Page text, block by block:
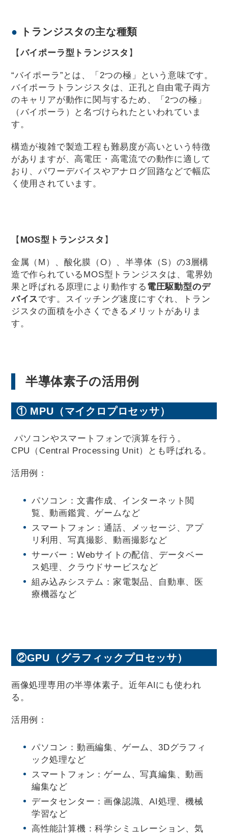
トランジスタの主な種類
【バイポーラ型トランジスタ 】
“バイポーラ”とは、「2つの極」という意味です。
バイポーラトランジスタは、正孔と自由電子両方
のキャリアが動作に関与するため、「2つの極」
（バイポーラ）と名づけられたといわれていま
す。
構造が複雑で製造工程も難易度が高いという特徴
がありますが、高電圧・高電流での動作に適して
おり、パワーデバイスやアナログ回路などで幅広
く使用されています。
【 MOS型トランジスタ 】
金属（M）、酸化膜（O）、半導体（S）の3層構
造で作られているMOS型トランジスタは、電界効
果と呼ばれる原理により動作する 電圧駆動型のデ
バイスです。スイッチング速度にすぐれ、トラン
ジスタの面積を小さくできるメリットがありま
す。
半導体素子の活用例
① MPU（マイクロプロセッサ）
パソコンやスマートフォンで演算を行う。
CPU（Central Processing Unit）とも呼ばれる。
活用例：
パソコン：文書作成、インターネット閲
覧、動画鑑賞、ゲームなど
スマートフォン：通話、メッセージ、アプ
リ利用、写真撮影、動画撮影など
サーバー：Webサイトの配信、データベー
ス処理、クラウドサービスなど
組み込みシステム：家電製品、自動車、医
療機器など
②GPU（グラフィックプロセッサ）
画像処理専用の半導体素子。近年AIにも使われ
る。
活用例：
パソコン：動画編集、ゲーム、3Dグラフィ
ック処理など
スマートフォン：ゲーム、写真編集、動画
編集など
データセンター：画像認識、AI処理、機械
学習など
高性能計算機：科学シミュレーション、気